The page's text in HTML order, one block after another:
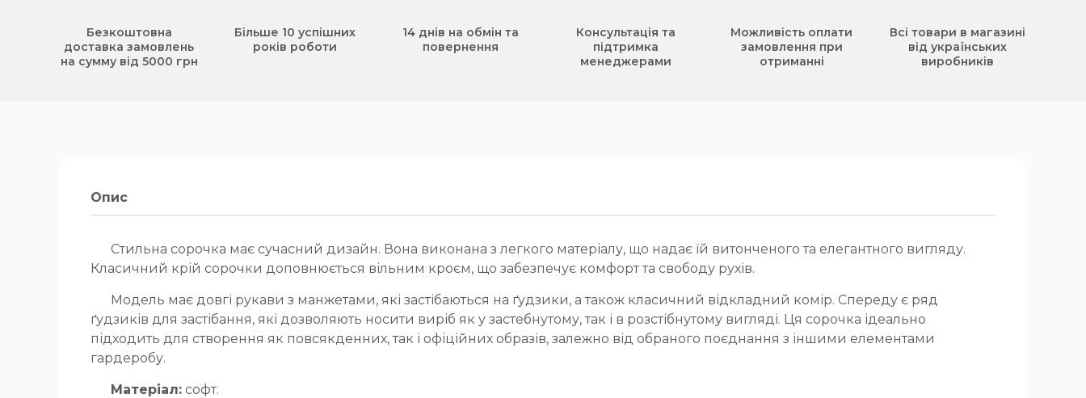
Безкоштовна
доставка замовлень
на сумму від 5000 грн
Більше 10 успішних
років роботи
14 днів на обмін та
повернення
Консультація та
підтримка
менеджерами
Можливість оплати
замовлення при
отриманні
Всі товари в магазині
від українських
виробників
Опис
Стильна сорочка має сучасний дизайн. Вона виконана з легкого матеріалу, що надає їй витонченого та елегантного вигляду.
Класичний крій сорочки доповнюється вільним кроєм, що забезпечує комфорт та свободу рухів.
Модель має довгі рукави з манжетами, які застібаються на ґудзики, а також класичний відкладний комір. Спереду є ряд
ґудзиків для застібання, які дозволяють носити виріб як у застебнутому, так і в розстібнутому вигляді. Ця сорочка ідеально
підходить для створення як повсякденних, так і офіційних образів, залежно від обраного поєднання з іншими елементами
гардеробу.
Матеріал: софт.